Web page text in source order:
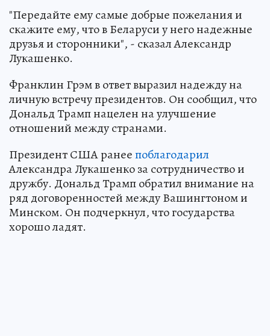
"Передайте ему самые добрые пожелания и
скажите ему, что в Беларуси у него надежные
друзья и сторонники", - сказал Александр
Лукашенко.
Франклин Грэм в ответ выразил надежду на
личную встречу президентов. Он сообщил, что
Дональд Трамп нацелен на улучшение
отношений между странами.
Президент США ранеепоблагодарил
Александра Лукашенко за сотрудничество и
дружбу. Дональд Трамп обратил внимание на
ряд договоренностей между Вашингтоном и
Минском. Он подчеркнул, что государства
хорошо ладят.